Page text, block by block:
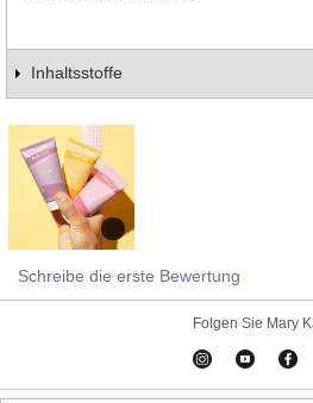
Inhaltsstoffe
Schreibe die erste Bewertung
Folgen Sie Mary